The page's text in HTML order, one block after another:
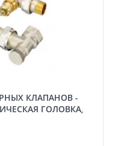
ГОЛОВКА,